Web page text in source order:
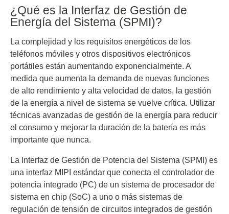
¿Qué es la Interfaz de Gestión de
Energía del Sistema (SPMI)?
La complejidad y los requisitos energéticos de los
teléfonos móviles y otros dispositivos electrónicos
portátiles están aumentando exponencialmente. A
medida que aumenta la demanda de nuevas funciones
de alto rendimiento y alta velocidad de datos, la gestión
de la energía a nivel de sistema se vuelve crítica. Utilizar
técnicas avanzadas de gestión de la energía para reducir
el consumo y mejorar la duración de la batería es más
importante que nunca.
La Interfaz de Gestión de Potencia del Sistema (SPMI) es
una interfaz MIPI estándar que conecta el controlador de
potencia integrado (PC) de un sistema de procesador de
sistema en chip (SoC) a uno o más sistemas de
regulación de tensión de circuitos integrados de gestión